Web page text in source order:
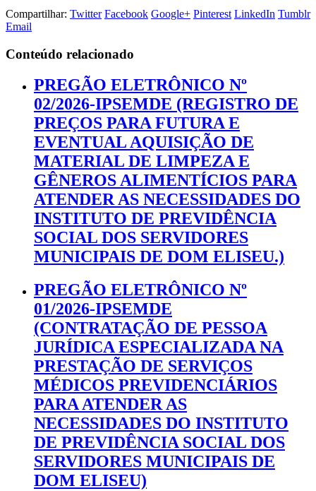
Compartilhar: Twitter Facebook Google+ Pinterest LinkedIn Tumblr
Email
Conteúdo relacionado
PREGÃO ELETRÔNICO Nº
02/2026-IPSEMDE (REGISTRO DE
PREÇOS PARA FUTURA E
EVENTUAL AQUISIÇÃO DE
MATERIAL DE LIMPEZA E
GÊNEROS ALIMENTÍCIOS PARA
ATENDER AS NECESSIDADES DO
INSTITUTO DE PREVIDÊNCIA
SOCIAL DOS SERVIDORES
MUNICIPAIS DE DOM ELISEU.)
PREGÃO ELETRÔNICO Nº
01/2026-IPSEMDE
(CONTRATAÇÃO DE PESSOA
JURÍDICA ESPECIALIZADA NA
PRESTAÇÃO DE SERVIÇOS
MÉDICOS PREVIDENCIÁRIOS
PARA ATENDER AS
NECESSIDADES DO INSTITUTO
DE PREVIDÊNCIA SOCIAL DOS
SERVIDORES MUNICIPAIS DE
DOM ELISEU)